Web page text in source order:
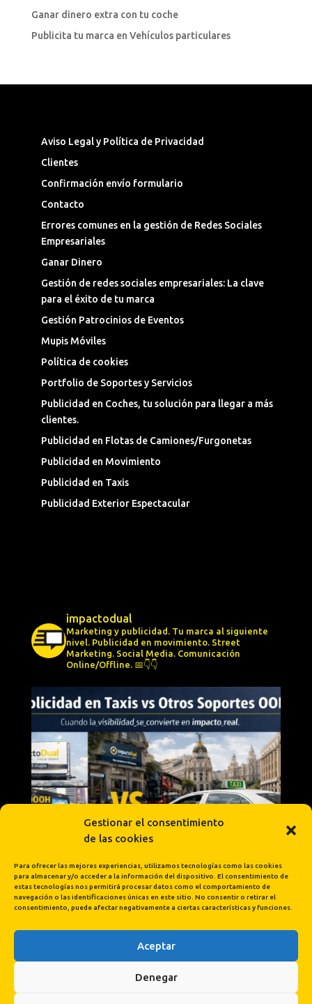
Gestionar el consentimiento
de las cookies
Para ofrecer las mejores experiencias, utilizamos tecnologías como las cookies
para almacenar y/o acceder a la información del dispositivo. El consentimiento de
estas tecnologías nos permitirá procesar datos como el comportamiento de
navegación o las identificaciones únicas en este sitio. No consentir o retirar el
consentimiento, puede afectar negativamente a ciertas características y funciones.
Aceptar
Denegar
Ganar dinero extra con tu coche
Publicita tu marca en Vehículos particulares
Aviso Legal y Política de Privacidad
Clientes
Confirmación envío formulario
Contacto
Errores comunes en la gestión de Redes Sociales
Empresariales
Ganar Dinero
Gestión de redes sociales empresariales: La clave
para el éxito de tu marca
Gestión Patrocinios de Eventos
Mupis Móviles
Política de cookies
Portfolio de Soportes y Servicios
Publicidad en Coches, tu solución para llegar a más
clientes.
Publicidad en Flotas de Camiones/Furgonetas
Publicidad en Movimiento
Publicidad en Taxis
Publicidad Exterior Espectacular
impactodual
Marketing y publicidad. Tu marca al siguiente
nivel. Publicidad en movimiento. Street
Marketing. Social Media. Comunicación
Online/Offline. 📅👇👇
Cargar más... Síguenos en Instagram